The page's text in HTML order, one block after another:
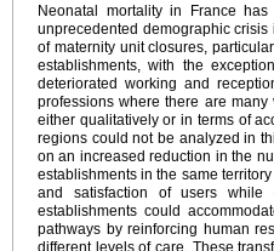
Neonatal mortality in France
unprecedented demographic
of maternity unit closures,
establishments, with the
deteriorated working and
professions where there are
either qualitatively or in terms of
regions could not be analyzed in
on an increased reduction in the
establishments in the same
and satisfaction of users while
establishments could
pathways by reinforcing human
different levels of care. These